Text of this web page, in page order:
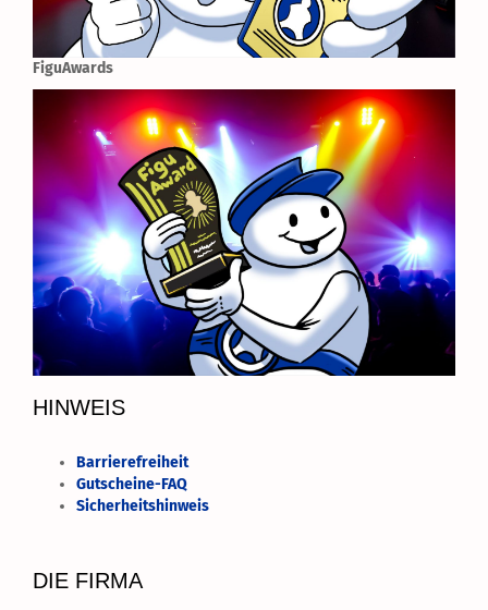
FiguAwards
HINWEIS
Barrierefreiheit
Gutscheine-FAQ
Sicherheitshinweis
DIE FIRMA